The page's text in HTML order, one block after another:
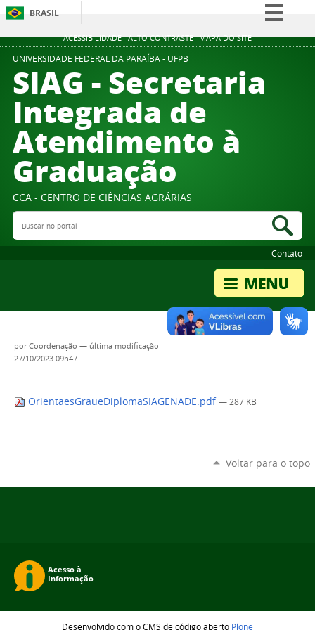
ACESSIBILIDADE ALTO CONTRASTE MAPA DO SITE
BRASIL
Simplifique!
Participe
Acesso à informação
Legislação
Canais
UNIVERSIDADE FEDERAL DA PARAÍBA - UFPB
SIAG - Secretaria
Integrada de
Atendimento à
Graduação
CCA - CENTRO DE CIÊNCIAS AGRÁRIAS
Buscar no portal
Contato
porCoordenação — última modificação
27/10/2023 09h47
OrientaesGraueDiplomaSIAGENADE.pdf — 287 KB
Voltar para o topo
Desenvolvido com o CMS de código aberto Plone